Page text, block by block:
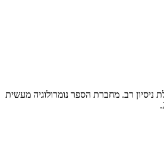
ניסיון רב. מחברת הספר נומרולוגיה מעשית